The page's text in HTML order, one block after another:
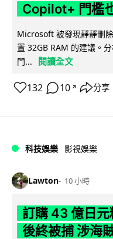
Copilot+ 門檻
Microsoft 被發現靜靜刪
置 32GB RAM 的建議。
門...
閱讀全文
132 10 ↗ 分享
科技娛樂 影視娛樂
Lawton 10 小時
訂購 43 億日
後終被捕 涉海